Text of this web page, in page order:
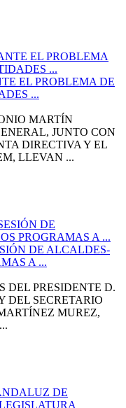
EL PROBLEMA DE
...
MARTÍN
JUNTO CON
DIRECTIVA Y EL
LLEVAN ...
DE ALCALDES-
A ...
DEL PRESIDENTE D.
SECRETARIO
MUREZ,